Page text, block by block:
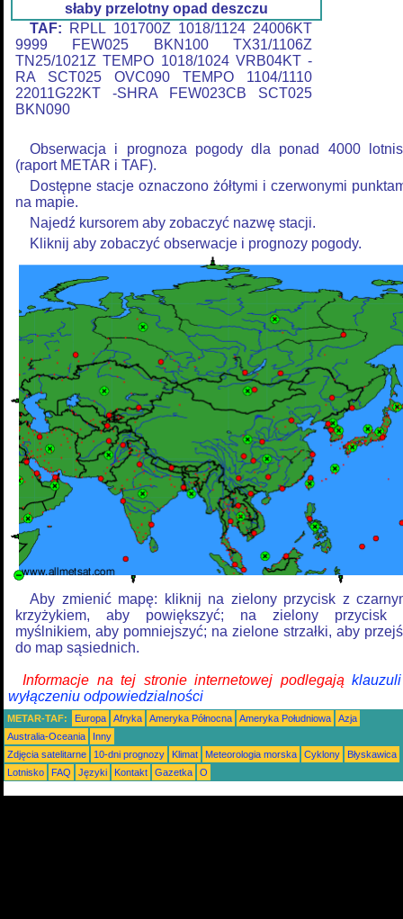
słaby przelotny opad deszczu
TAF: RPLL 101700Z 1018/1124 24006KT
9999 FEW025 BKN100 TX31/1106Z
TN25/1021Z TEMPO 1018/1024 VRB04KT -
RA SCT025 OVC090 TEMPO 1104/1110
22011G22KT -SHRA FEW023CB SCT025
BKN090
Obserwacja i prognoza pogody dla ponad 4000
(raport METAR i TAF).
Dostępne stacje oznaczono żółtymi i czerwonymi
na mapie.
Najedź kursorem aby zobaczyć nazwę stacji.
Kliknij aby zobaczyć obserwacje i prognozy pogody.
Aby zmienić mapę: kliknij na zielony przycisk z
krzyżykiem, aby powiększyć; na zielony przycisk
myślnikiem, aby pomniejszyć; na zielone strzałki, aby
do map sąsiednich.
Informacje na tej stronie internetowej podlegają
wyłączeniu odpowiedzialności
METAR-TAF: Europa Afryka Ameryka Północna Ameryka Południowa
Azja
Australia-Oceania
Inny
Zdjęcia satelitarne
10-dni prognozy Klimat Meteorologia morska Cyklony
Błyskawica
Lotnisko
FAQ Języki Kontakt Gazetka O